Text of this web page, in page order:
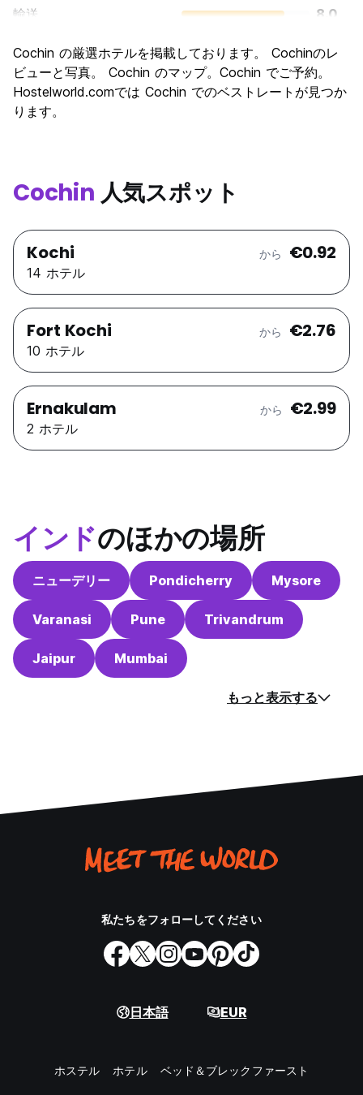
輸送
8.0
文化
8.5
ナイトライフ
5.5
コストパフォーマンス
Cochin の厳選ホテルを掲載しております。 Cochinのレ
ビューと写真。 Cochin のマップ。Cochin でご予約。
Hostelworld.comでは Cochin でのベストレートが見つか
ります。
Cochin 人気スポット
Kochi から €0.92
14 ホテル
Fort Kochi から €2.76
10 ホテル
Ernakulam から €2.99
2 ホテル
インドのほかの場所
ニューデリー Pondicherry Mysore
Varanasi Pune Trivandrum
Jaipur Mumbai
もっと表示する
私たちをフォローしてください
日本語 EUR
ホステル ホテル ベッド＆ブレックファースト